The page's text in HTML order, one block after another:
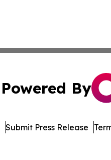
Powered By
Submit Press Release